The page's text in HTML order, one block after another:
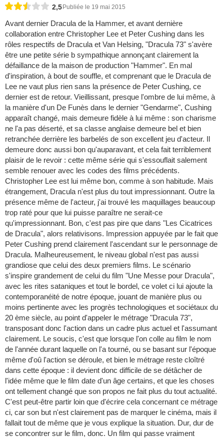
2,5 Publiée le 19 mai 2015
Avant dernier Dracula de la Hammer, et avant dernière
collaboration entre Christopher Lee et Peter Cushing dans les
rôles respectifs de Dracula et Van Helsing, "Dracula 73" s'avère
être une petite série b sympathique annonçant clairement la
défaillance de la maison de production "Hammer". En mal
d'inspiration, à bout de souffle, et comprenant que le Dracula de
Lee ne vaut plus rien sans la présence de Peter Cushing, ce
dernier est de retour. Vieillissant, presque l'ombre de lui même, à
la manière d'un De Funès dans le dernier "Gendarme", Cushing
apparaît changé, mais demeure fidèle à lui même : son charisme
ne l'a pas déserté, et sa classe anglaise demeure bel et bien
retranchée derrière les barbelés de son excellent jeu d'acteur. Il
demeure donc aussi bon qu'auparavant, et cela fait terriblement
plaisir de le revoir : cette même série qui s'essouflait salement
semble renouer avec les codes des films précédents.
Christopher Lee est lui même bon, comme à son habitude. Mais
étrangement, Dracula n'est plus du tout impressionnant. Outre la
présence même de l'acteur, j'ai trouvé les maquillages beaucoup
trop raté pour que lui puisse paraître ne serait-ce
qu'impressionnant. Bon, c'est pas pire que dans "Les Cicatrices
de Dracula", alors relativisons. Impression appuyée par le fait que
Peter Cushing prend clairement l'ascendant sur le personnage de
Dracula. Malheureusement, le niveau global n'est pas aussi
grandiose que celui des deux premiers films. Le scénario
s'inspire grandement de celui du film "Une Messe pour Dracula",
avec les rites sataniques et tout le bordel, ce volet ci lui ajoute la
contemporanéité de notre époque, jouant de manière plus ou
moins pertinente avec les progrès technologiques et sociétaux du
20 ème siècle, au point d'appeler le métrage "Dracula 73",
transposant donc l'action dans un cadre plus actuel et l'assumant
clairement. Le soucis, c'est que lorsque l'on colle au film le nom
de l'année durant laquelle on l'a tourné, ou se basant sur l'époque
même d'oû l'action se déroule, et bien le métrage reste cloîtré
dans cette époque : il devient donc difficile de se détâcher de
l'idée même que le film date d'un âge certains, et que les choses
ont tellement changé que son propos ne fait plus du tout actualité.
C'est peut-être partir loin que d'écrire cela concernant ce métrage
ci, car son but n'est clairement pas de marquer le cinéma, mais il
fallait tout de même que je vous explique la situation. Dur, dur de
se concontrer sur le film, donc. Un film qui passe vraiment